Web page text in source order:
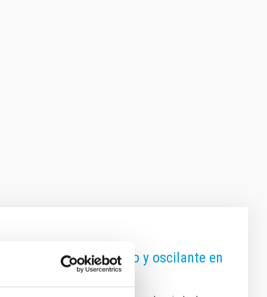
el primer "jet" periódico y oscilante en